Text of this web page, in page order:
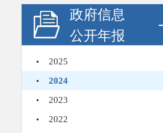
政府信息
公开年报
2025
2024
2023
2022